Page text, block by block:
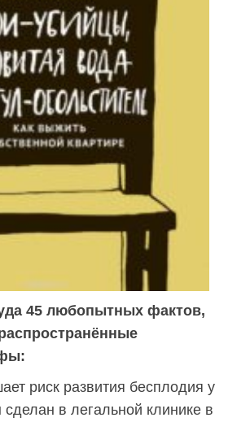
45 любопытных фактов,
риск развития бесплодия у
в легальной клинике в